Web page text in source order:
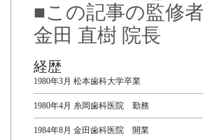
■この記事の監修者
金田 直樹 院長
経歴
1980年3月 松本歯科大学卒業
1980年4月 糸岡歯科医院 勤務
1984年8月 金田歯科医院 開業